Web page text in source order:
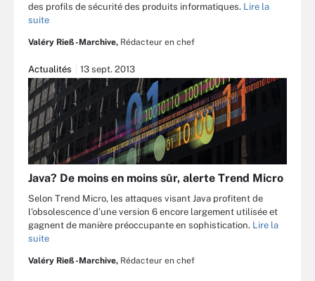
des profils de sécurité des produits informatiques. Lire la
suite
Valéry Rieß-Marchive, Rédacteur en chef
Actualités 13 sept. 2013
Java? De moins en moins sûr, alerte Trend Micro
Selon Trend Micro, les attaques visant Java profitent de
l’obsolescence d’une version 6 encore largement utilisée et
gagnent de manière préoccupante en sophistication. Lire la
suite
Valéry Rieß-Marchive, Rédacteur en chef